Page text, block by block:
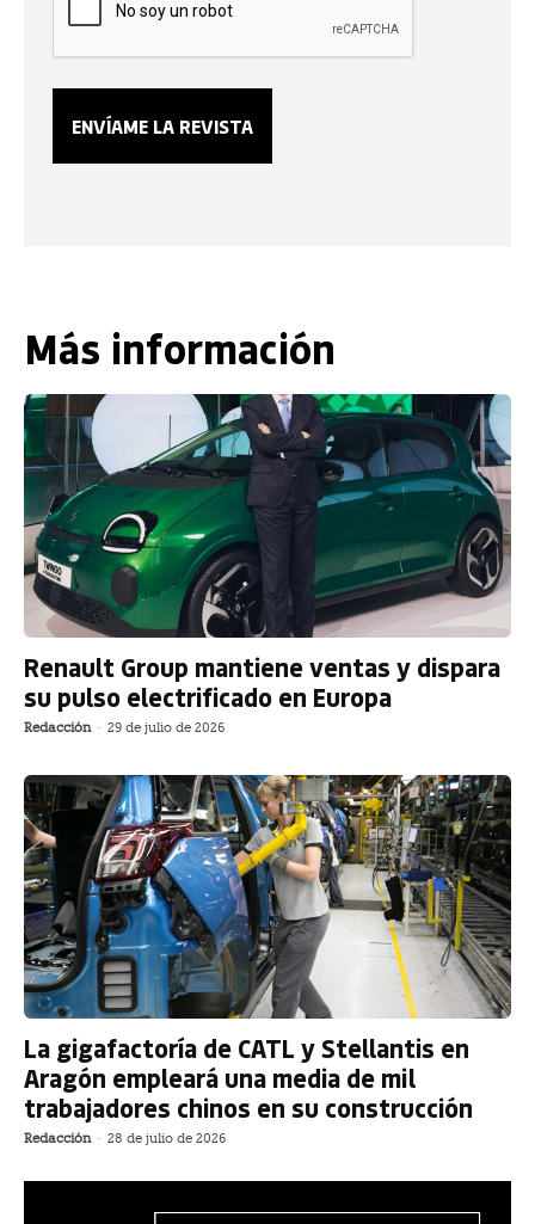
Más información
Renault Group mantiene ventas y dispara
su pulso electrificado en Europa
Redacción - 29 de julio de 2026
La gigafactoría de CATL y Stellantis en
Aragón empleará una media de mil
trabajadores chinos en su construcción
Redacción - 28 de julio de 2026